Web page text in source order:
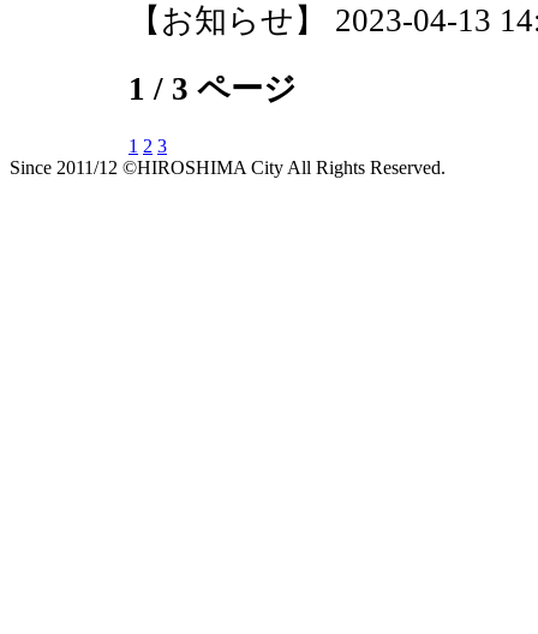
【お知らせ】 2023-04-13
1 / 3 ページ
1 2 3
Since 2011/12 ©HIROSHIMA City All Rights Reserved.